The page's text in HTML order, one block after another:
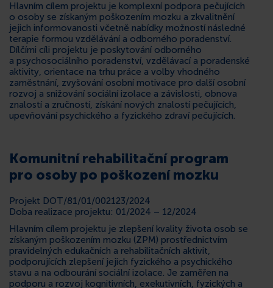
Hlavním cílem projektu je komplexní podpora pečujících
o osoby se získaným poškozením mozku a zkvalitnění
jejich informovanosti včetně nabídky možností následné
terapie formou vzdělávání a odborného poradenství.
Dílčími cíli projektu je poskytování odborného
a psychosociálního poradenství, vzdělávací a poradenské
aktivity, orientace na trhu práce a volby vhodného
zaměstnání, zvyšování osobní motivace pro další osobní
rozvoj a snižování sociální izolace a závislosti, obnova
znalostí a zručností, získání nových znalostí pečujících,
upevňování psychického a fyzického zdraví pečujících.
Komunitní rehabilitační program
pro osoby po poškození mozku
Projekt DOT/81/01/002123/2024
Doba realizace projektu: 01/2024 – 12/2024
Hlavním cílem projektu je zlepšení kvality života osob se
získaným poškozením mozku (ZPM) prostřednictvím
pravidelných edukačních a rehabilitačních aktivit,
podporujících zlepšení jejich fyzického a psychického
stavu a na odbourání sociální izolace. Je zaměřen na
podporu a rozvoj kognitivních, exekutivních, fyzických a